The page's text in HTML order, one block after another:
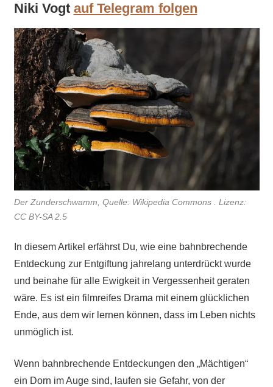
Niki Vogt auf Telegram folgen
Der Zunderschwamm, Quelle: Wikipedia Commons . Lizenz:
CC BY-SA 2.5
In diesem Artikel erfährst Du, wie eine bahnbrechende
Entdeckung zur Entgiftung jahrelang unterdrückt wurde
und beinahe für alle Ewigkeit in Vergessenheit geraten
wäre. Es ist ein filmreifes Drama mit einem glücklichen
Ende, aus dem wir lernen können, dass im Leben nichts
unmöglich ist.
Wenn bahnbrechende Entdeckungen den „Mächtigen“
ein Dorn im Auge sind, laufen sie Gefahr, von der